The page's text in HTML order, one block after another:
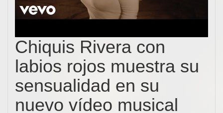
Chiquis Rivera con
labios rojos muestra su
sensualidad en su
nuevo vídeo musical